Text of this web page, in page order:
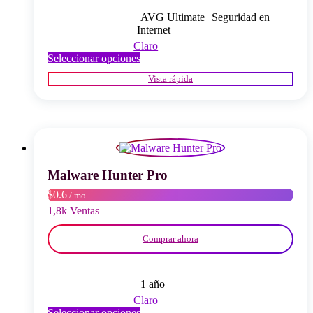
AVG Ultimate
Seguridad en
Internet
Claro
Seleccionar opcionesEste
producto
tiene
se
pueden
elegir
en
producto
Vista rápida
Malware Hunter Pro
$0.6 / mo
1,8k Ventas
Comprar ahora
1 año
Claro